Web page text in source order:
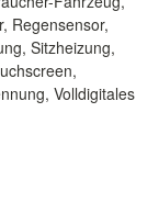
Regensensor,
Sitzheizung,
Volldigitales